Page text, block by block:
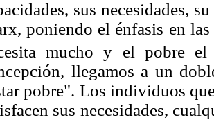
sus necesidades,
poniendo el énfasis en
mucho y el pobre el
llegamos a un
pobre". Los individuos
sus necesidades,